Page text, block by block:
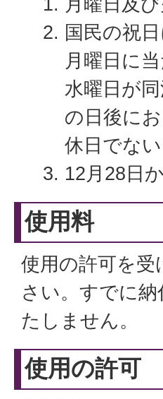
国民の祝
月曜日に
水曜日が
の日後に
休日でな
12月28日
使用料
使用の許可を受
さい。すでに
たしません。
使用の許可